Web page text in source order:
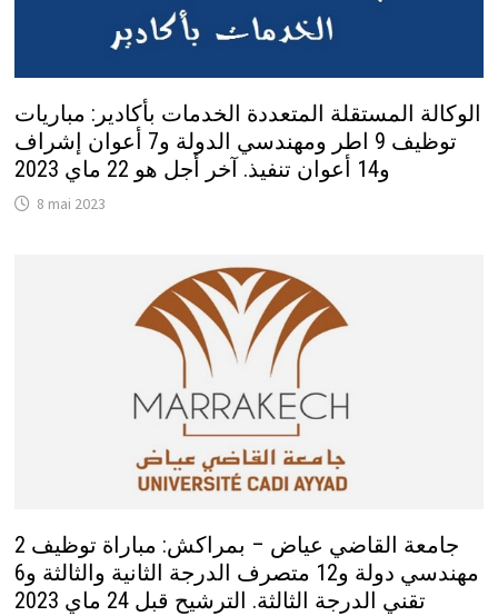
الوكالة المستقلة المتعددة الخدمات بأكادير: مباريات
توظيف 9 اطر ومهندسي الدولة و7 أعوان إشراف
و14 أعوان تنفيذ. آخر أجل هو 22 ماي 2023
8 mai 2023
جامعة القاضي عياض – بمراكش: مباراة توظيف 2
مهندسي دولة و12 متصرف الدرجة الثانية والثالثة و6
تقني الدرجة الثالثة. الترشيح قبل 24 ماي 2023